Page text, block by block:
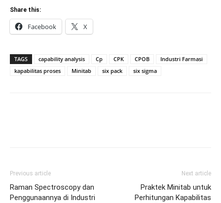
Share this:
Facebook X
TAGS capability analysis Cp CPK CPOB
Industri Farmasi
kapabilitas proses
Minitab six pack six sigma
Previous article
Raman Spectroscopy dan
Penggunaannya di Industri
Next article
Praktek Minitab untuk
Perhitungan Kapabilitas